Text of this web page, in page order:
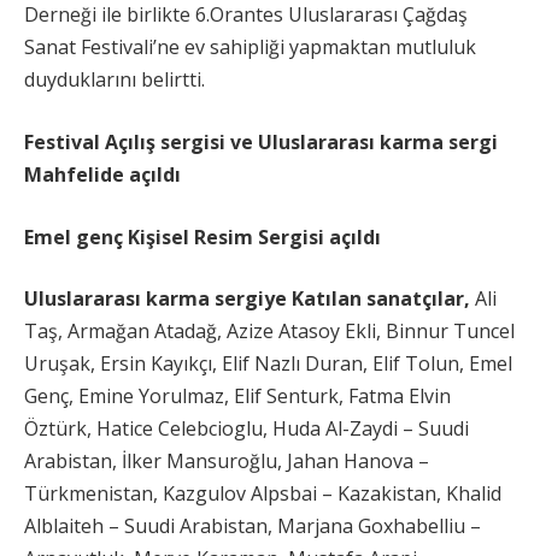
Derneği ile birlikte 6.Orantes Uluslararası Çağdaş
Sanat Festivali’ne ev sahipliği yapmaktan mutluluk
duyduklarını belirtti.
Festival Açılış sergisi ve Uluslararası karma sergi
Mahfelide açıldı
Emel genç Kişisel Resim Sergisi açıldı
Uluslararası karma sergiye Katılan sanatçılar, Ali
Taş, Armağan Atadağ, Azize Atasoy Ekli, Binnur Tuncel
Uruşak, Ersin Kayıkçı, Elif Nazlı Duran, Elif Tolun, Emel
Genç, Emine Yorulmaz, Elif Senturk, Fatma Elvin
Öztürk, Hatice Celebcioglu, Huda Al-Zaydi – Suudi
Arabistan, İlker Mansuroğlu, Jahan Hanova –
Türkmenistan, Kazgulov Alpsbai – Kazakistan, Khalid
Alblaiteh – Suudi Arabistan, Marjana Goxhabelliu –